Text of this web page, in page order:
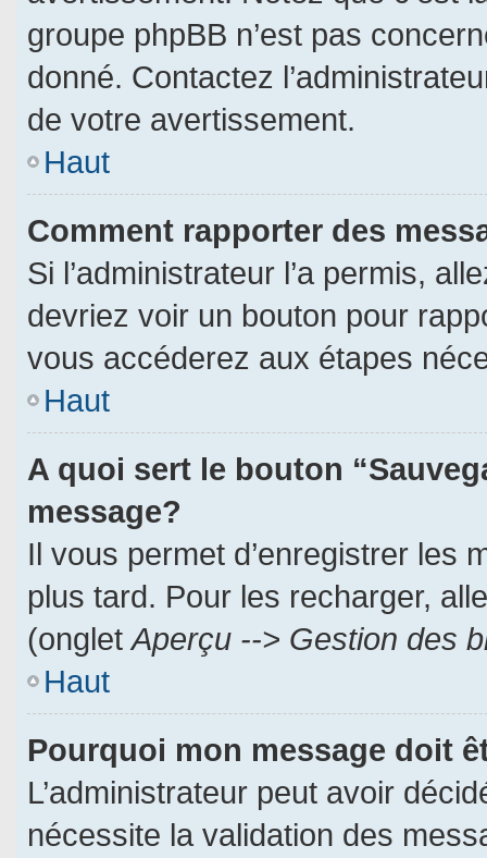
groupe phpBB n’est pas
donné. Contactez
de votre avertissement.
Haut
Comment rapporter des
Si l’administrateur l’a permis,
devriez voir un bouton pour
vous accéderez aux étapes
Haut
A quoi sert le bouton
message?
Il vous permet d’enregistrer les
plus tard. Pour les recharger,
(ongletAperçu --> Gestion des
Haut
Pourquoi mon message doit
L’administrateur peut avoir
nécessite la validation des